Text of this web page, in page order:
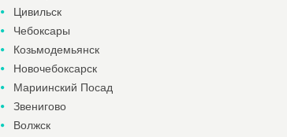
Цивильск
Чебоксары
Козьмодемьянск
Новочебоксарск
Мариинский Посад
Звенигово
Волжск